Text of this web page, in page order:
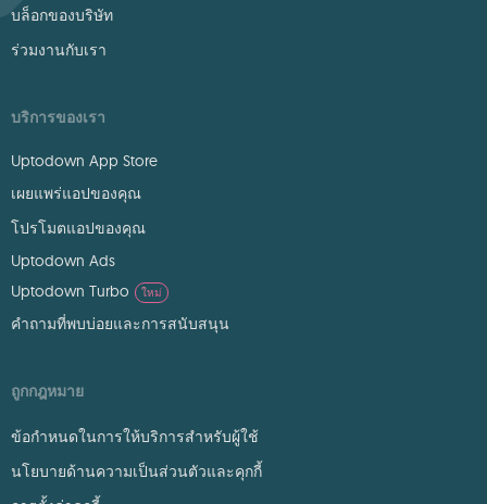
บล็อกของบริษัท
ร่วมงานกับเรา
บริการของเรา
Uptodown App Store
เผยแพร่แอปของคุณ
โปรโมตแอปของคุณ
Uptodown Ads
Uptodown Turbo
ใหม่
คำถามที่พบบ่อยและการสนับสนุน
ถูกกฎหมาย
ข้อกำหนดในการให้บริการสำหรับผู้ใช้
นโยบายด้านความเป็นส่วนตัวและคุกกี้